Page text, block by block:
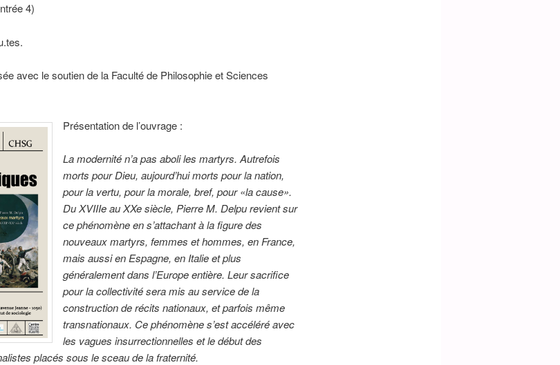
4)
avec le soutien de la Faculté de Philosophie et Sciences
Présentation de l’ouvrage :
La modernité n’a pas aboli les martyrs. Autrefois
morts pour Dieu, aujourd’hui morts pour la nation,
pour la vertu, pour la morale, bref, pour «la cause».
Du XVIIIe au XXe siècle, Pierre M. Delpu revient sur
ce phénomène en s’attachant à la figure des
nouveaux martyrs, femmes et hommes, en France,
mais aussi en Espagne, en Italie et plus
généralement dans l’Europe entière. Leur sacrifice
pour la collectivité sera mis au service de la
construction de récits nationaux, et parfois même
transnationaux. Ce phénomène s’est accéléré avec
les vagues insurrectionnelles et le début des
placés sous le sceau de la fraternité.